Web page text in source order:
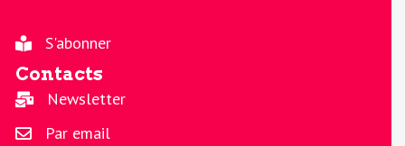
S'abonner
Contacts
Newsletter
Par email